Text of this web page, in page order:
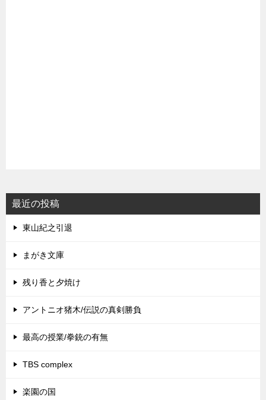
最近の投稿
東山紀之引退
まがき文庫
残り香と夕焼け
アントニオ猪木/伝説の真剣勝負
最高の授業/拳銃の有無
TBS complex
楽園の国